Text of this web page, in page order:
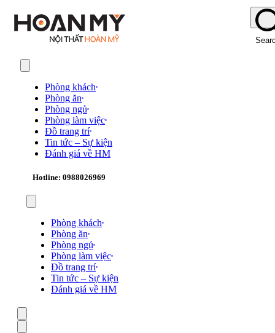
Phòng khách
Phòng ăn
Phòng ngủ
Phòng làm việc
Đồ trang trí
Tin tức – Sự kiện
Đánh giá về HM
Hotline: 0988026969
Phòng khách
Phòng ăn
Phòng ngủ
Phòng làm việc
Đồ trang trí
Tin tức – Sự kiện
Đánh giá về HM